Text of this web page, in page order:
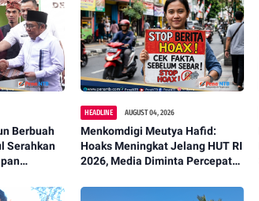
Berbuah
Serahkan
HEADLINE AUGUST 04, 2026
Menkomdigi Meutya Hafid:
Hoaks Meningkat Jelang HUT RI
2026, Media Diminta Percepat